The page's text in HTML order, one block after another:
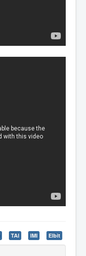
TAI IMI Elbit